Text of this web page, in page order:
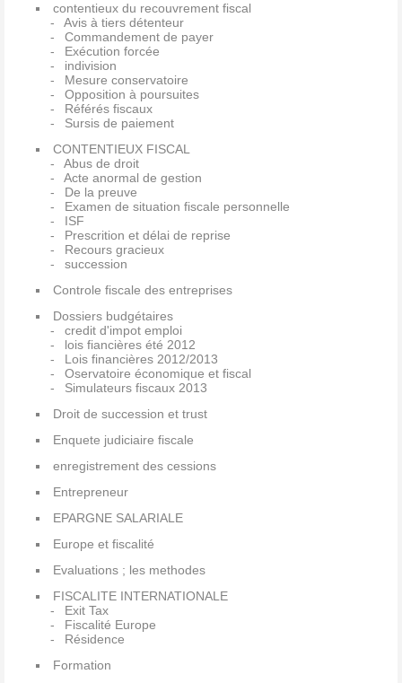
contentieux du recouvrement fiscal
Avis à tiers détenteur
Commandement de payer
Exécution forcée
indivision
Mesure conservatoire
Opposition à poursuites
Référés fiscaux
Sursis de paiement
CONTENTIEUX FISCAL
Abus de droit
Acte anormal de gestion
De la preuve
Examen de situation fiscale personnelle
ISF
Prescrition et délai de reprise
Recours gracieux
succession
Controle fiscale des entreprises
Dossiers budgétaires
credit d'impot emploi
lois fiancières été 2012
Lois financières 2012/2013
Oservatoire économique et fiscal
Simulateurs fiscaux 2013
Droit de succession et trust
Enquete judiciaire fiscale
enregistrement des cessions
Entrepreneur
EPARGNE SALARIALE
Europe et fiscalité
Evaluations ; les methodes
FISCALITE INTERNATIONALE
Exit Tax
Fiscalité Europe
Résidence
Formation